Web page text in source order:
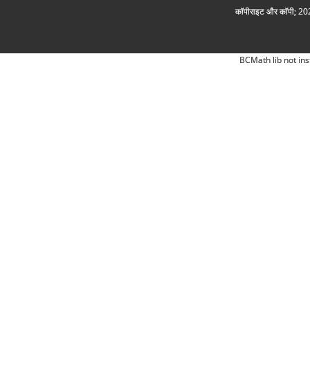
कॉपीराइट और कॉपी;
BCMath lib not